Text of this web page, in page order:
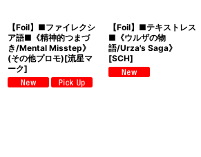
【Foil】■ファイレクシ
ア語■《精神的つまづ
き/Mental Misstep》
(その他プロモ)[流星マ
ーク]
【Foil】■テキストレス
■《ウルザの物
語/Urza's Saga》
[SCH]